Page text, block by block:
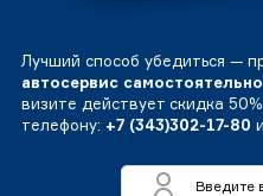
Лучший способ убедиться —
автосервис самостоятельно
визите действует скидка
телефону: +7 (343)302-17-80